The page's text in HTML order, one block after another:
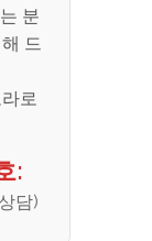
분
드
로
:
담)